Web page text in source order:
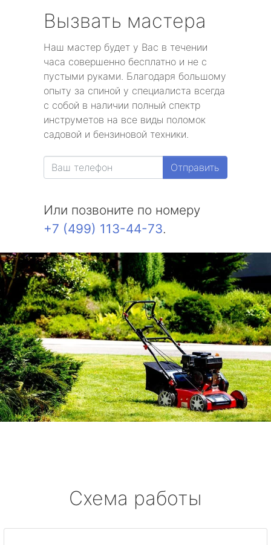
Вызвать мастера
Наш мастер будет у Вас в течении
часа совершенно бесплатно и не с
пустыми руками. Благодаря большому
опыту за спиной у специалиста всегда
с собой в наличии полный спектр
инструметов на все виды поломок
садовой и бензиновой техники.
Отправить
Или позвоните по номеру
+7 (499) 113-44-73.
Схема работы